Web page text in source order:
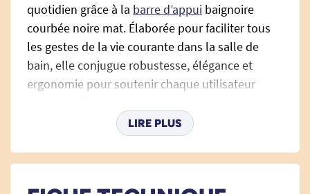
quotidien grâce à la barre d’appui baignoire
courbée noire mat. Élaborée pour faciliter tous
les gestes de la vie courante dans la salle de
bain, elle conjugue robustesse, élégance et
ergonomie pour soutenir chaque utilisateur
Une aide précieuse pour prévenir les
exposées au risque de chute, en particulier pour
LIRE PLUS